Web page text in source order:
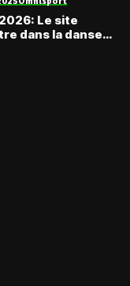
Le site
dans la danse